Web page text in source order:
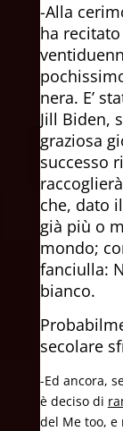
-Alla
ha
nera. E’
Jill Biden,
graziosa
successo
che, dato
già più o
mondo;
fanciulla:
bianco.
secolare
-Ed ancora,
è deciso di
del Me too, e